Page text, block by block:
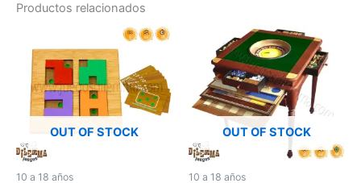
Productos relacionados
OUT OF STOCK
10 a 18 años
OUT OF STOCK
10 a 18 años